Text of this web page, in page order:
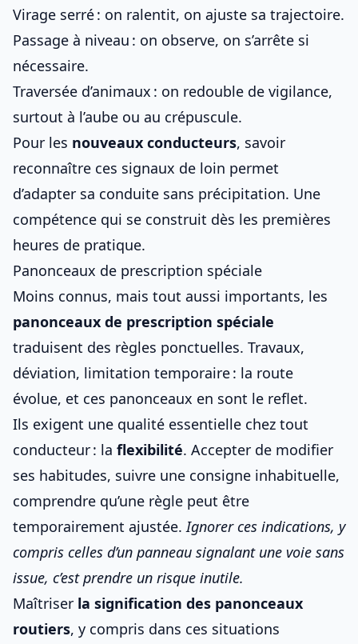
Virage serré : on ralentit, on ajuste sa trajectoire.
Passage à niveau : on observe, on s’arrête si
nécessaire.
Traversée d’animaux : on redouble de vigilance,
surtout à l’aube ou au crépuscule.
Pour les nouveaux conducteurs, savoir
reconnaître ces signaux de loin permet
d’adapter sa conduite sans précipitation. Une
compétence qui se construit dès les premières
heures de pratique.
Panonceaux de prescription spéciale
Moins connus, mais tout aussi importants, les
panonceaux de prescription spéciale
traduisent des règles ponctuelles. Travaux,
déviation, limitation temporaire : la route
évolue, et ces panonceaux en sont le reflet.
Ils exigent une qualité essentielle chez tout
conducteur : la flexibilité. Accepter de modifier
ses habitudes, suivre une consigne inhabituelle,
comprendre qu’une règle peut être
temporairement ajustée.Ignorer ces indications, y
compris celles d’un panneau signalant une voie sans
issue, c’est prendre un risque inutile.
Maîtriser la signification des panonceaux
routiers, y compris dans ces situations